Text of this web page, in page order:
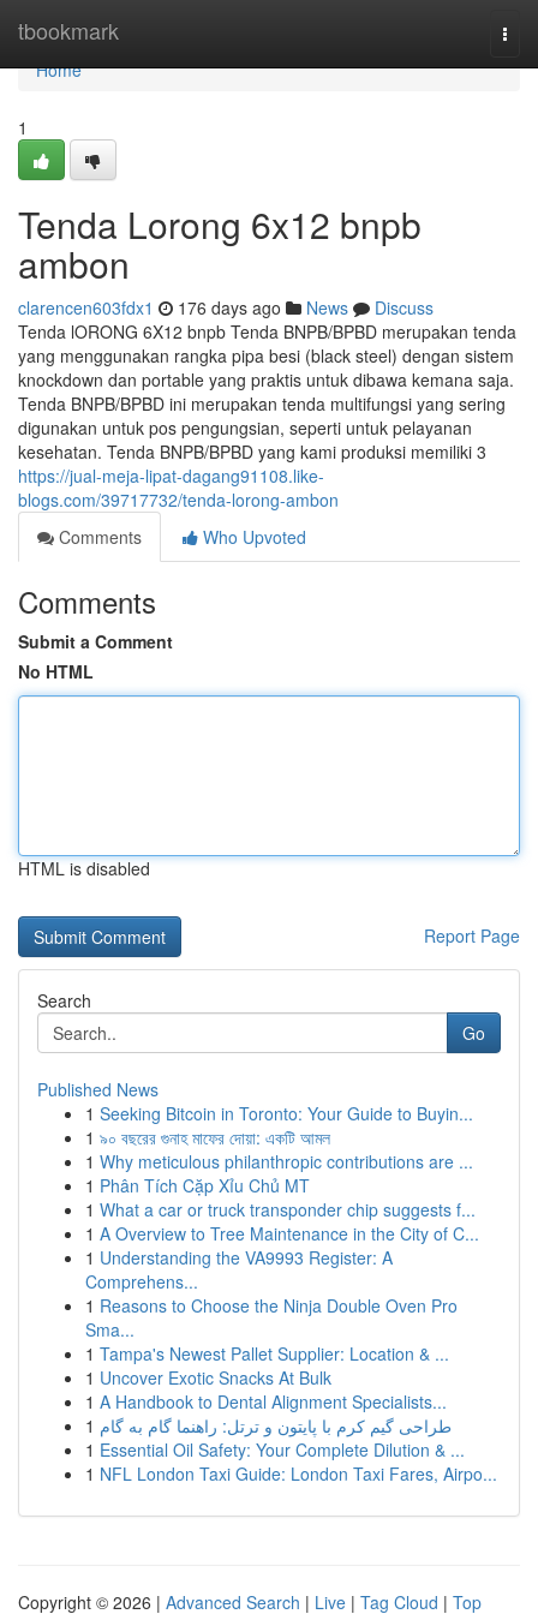
tbookmark
Home
Home
1
Tenda Lorong 6x12 bnpb
ambon
clarencen603fdx1 176 days ago News
Discuss
Tenda lORONG 6X12 bnpb Tenda BNPB/BPBD merupakan tenda
yang menggunakan rangka pipa besi (black steel) dengan sistem
knockdown dan portable yang praktis untuk dibawa kemana saja.
Tenda BNPB/BPBD ini merupakan tenda multifungsi yang sering
digunakan untuk pos pengungsian, seperti untuk pelayanan
kesehatan. Tenda BNPB/BPBD yang kami produksi memiliki 3
https://jual-meja-lipat-dagang91108.like-
blogs.com/39717732/tenda-lorong-ambon
Comments
Who Upvoted
Comments
Submit a Comment
No HTML
HTML is disabled
Report Page
Search
Go
Published News
1 Seeking Bitcoin in Toronto: Your Guide to Buyin...
1 ৯০ বছরের গুনাহ মাফের দোয়া: একটি আমল
1 Why meticulous philanthropic contributions are ...
1 Phân Tích Cặp Xỉu Chủ MT
1 What a car or truck transponder chip suggests f...
1 A Overview to Tree Maintenance in the City of C...
1 Understanding the VA9993 Register: A
Comprehens...
1 Reasons to Choose the Ninja Double Oven Pro
Sma...
1 Tampa's Newest Pallet Supplier: Location & ...
1 Uncover Exotic Snacks At Bulk
1 A Handbook to Dental Alignment Specialists...
1 طراحی گیم کرم با پایتون و ترتل: راهنما گام به گام
1 Essential Oil Safety: Your Complete Dilution & ...
1 NFL London Taxi Guide: London Taxi Fares, Airpo...
Copyright © 2026 | Advanced Search | Live | Tag Cloud | Top